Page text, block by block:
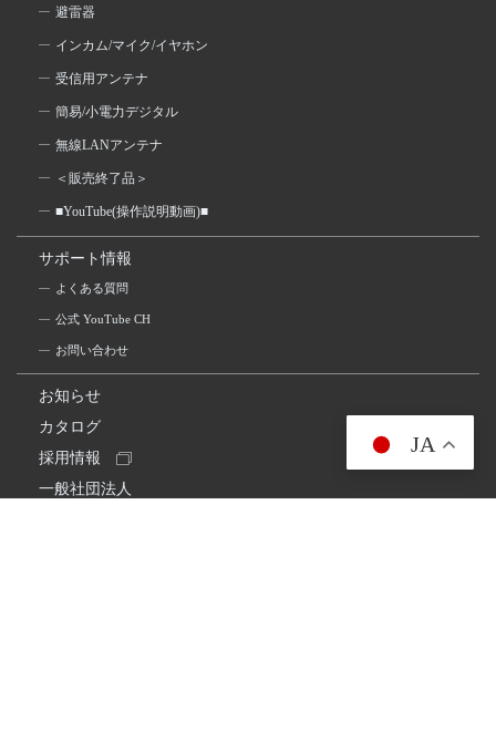
避雷器
インカム/マイク/イヤホン
受信用アンテナ
簡易/小電力デジタル
無線LANアンテナ
＜販売終了品＞
■YouTube(操作説明動画)■
サポート情報
よくある質問
公式 YouTube CH
お問い合わせ
お知らせ
カタログ
採用情報
一般社団法人
JA